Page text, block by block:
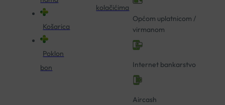
Košarica
Poklon
bon
kolačićima
Općom uplatnicom /
virmanom
Internet bankarstvo
Aircash